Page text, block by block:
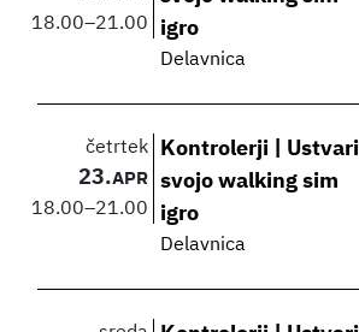
18.00–21.00
igro
Delavnica
četrtek
23.APR
18.00–21.00
Kontrolerji | Ustvari
svojo walking sim
igro
Delavnica